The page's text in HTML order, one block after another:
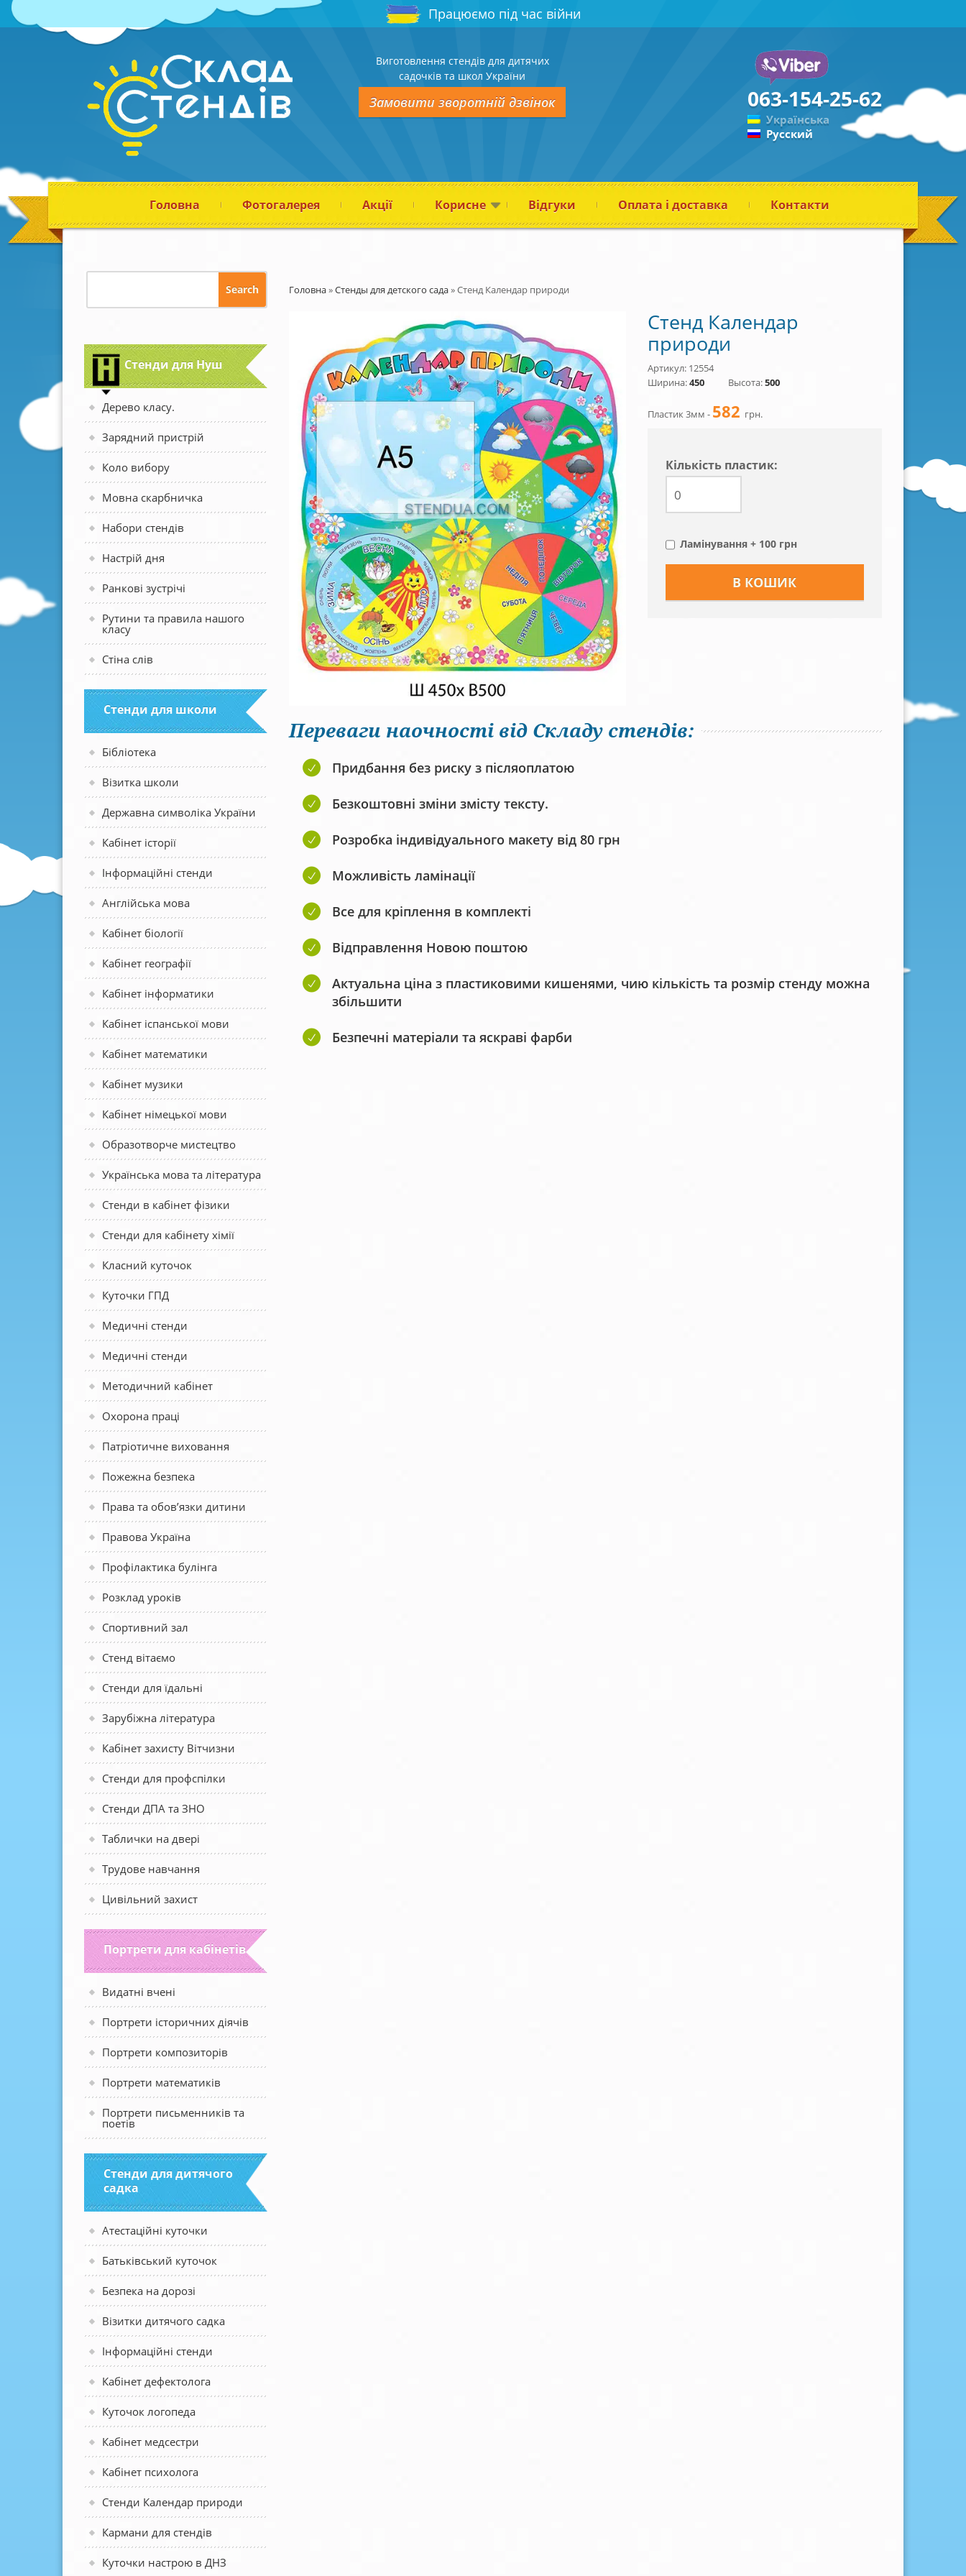
Працюємо під час війни
Виготовлення стендів для дитячих
садочків та школ України
Замовити зворотній дзвінок 063-154-25-62
Українська
Русский
Головна Фотогалерея Акції Корисне Відгуки Оплата і доставка Контакти
Стенди для Нуш
Дерево класу.
Зарядний пристрій
Коло вибору
Мовна скарбничка
Набори стендів
Настрій дня
Ранкові зустрічі
Рутини та правила нашого
класу
Стіна слів
Стенди для школи
Бібліотека
Візитка школи
Державна символіка України
Кабінет історії
Інформаційні стенди
Англійська мова
Кабінет біології
Кабінет географії
Кабінет інформатики
Кабінет іспанської мови
Кабінет математики
Кабінет музики
Кабінет німецької мови
Образотворче мистецтво
Українська мова та література
Стенди в кабінет фізики
Стенди для кабінету хімії
Класний куточок
Куточки ГПД
Медичні стенди
Медичні стенди
Методичний кабінет
Охорона праці
Патріотичне виховання
Пожежна безпека
Права та обов’язки дитини
Правова Україна
Профілактика булінга
Розклад уроків
Спортивний зал
Стенд вітаємо
Стенди для їдальні
Зарубіжна література
Кабінет захисту Вітчизни
Стенди для профспілки
Стенди ДПА та ЗНО
Таблички на двері
Трудове навчання
Цивільний захист
Портрети для кабінетів
Видатні вчені
Портрети історичних діячів
Портрети композиторів
Портрети математиків
Портрети письменників та
поетів
Стенди для дитячого
садка
Атестаційні куточки
Батьківський куточок
Безпека на дорозі
Візитки дитячого садка
Інформаційні стенди
Кабінет дефектолога
Куточок логопеда
Кабінет медсестри
Кабінет психолога
Стенди Календар природи
Кармани для стендів
Куточки настрою в ДНЗ
Головна»Стенды для детского сада»Стенд Календар природи
Стенд Календар
природи
Артикул: 12554
Ширина:450 Высота:500
Пластик 3мм - 582 грн.
Кiлькiсть пластик:
Ламінування + 100 грн
Переваги наочності від Складу стендів:
Придбання без риску з післяоплатою
Безкоштовні зміни змісту тексту.
Розробка індивідуального макету від 80 грн
Можливість ламінації
Все для кріплення в комплекті
Відправлення Новою поштою
Актуальна ціна з пластиковими кишенями, чию кількість та розмір стенду можна
збільшити
Безпечні матеріали та яскраві фарби